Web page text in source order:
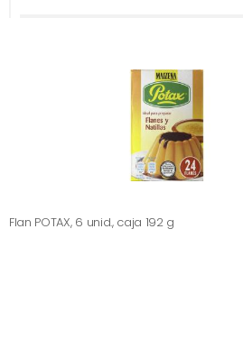
Flan POTAX, 6 unid., caja 192 g